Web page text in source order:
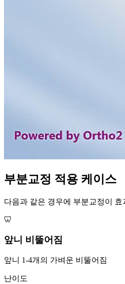
부분교정 적용 케이스
다음과 같은 경우에 부분교정이
🦷
앞니 비뚤어짐
앞니 1-4개의 가벼운 비뚤어짐
난이도